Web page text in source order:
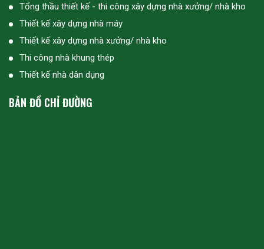
Tổng thầu thiết kế - thi công xây dựng nhà xưởng/ nhà kho
Thiết kế xây dựng nhà máy
Thiết kế xây dựng nhà xưởng/ nhà kho
Thi công nhà khung thép
Thiết kế nhà dân dụng
BẢN ĐỒ CHỈ ĐƯỜNG